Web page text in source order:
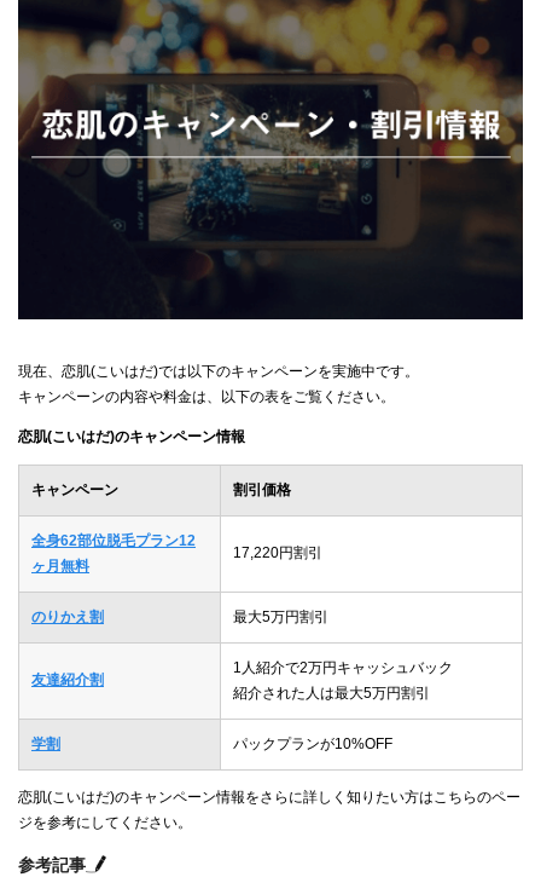
現在、恋肌(こいはだ)では以下のキャンペーンを実施中です。
キャンペーンの内容や料金は、以下の表をご覧ください。
恋肌(こいはだ)のキャンペーン情報
キャンペーン 割引価格
全身62部位脱毛プラン12
ヶ月無料
17,220円割引
のりかえ割 最大5万円割引
友達紹介割
1人紹介で2万円キャッシュバック
紹介された人は最大5万円割引
学割 パックプランが10%OFF
恋肌(こいはだ)のキャンペーン情報をさらに詳しく知りたい方はこちらのペー
ジを参考にしてください。
参考記事